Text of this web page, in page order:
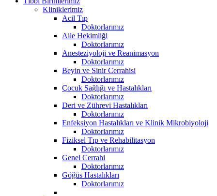
Kliniklerimiz
Acil Tıp
Doktorlarımız
Aile Hekimliği
Doktorlarımız
Anesteziyoloji ve Reanimasyon
Doktorlarımız
Beyin ve Sinir Cerrahisi
Doktorlarımız
Çocuk Sağlığı ve Hastalıkları
Doktorlarımız
Deri ve Zührevi Hastalıkları
Doktorlarımız
Enfeksiyon Hastalıkları ve Klinik Mikrobiyoloji
Doktorlarımız
Fiziksel Tıp ve Rehabilitasyon
Doktorlarımız
Genel Cerrahi
Doktorlarımız
Göğüs Hastalıkları
Doktorlarımız